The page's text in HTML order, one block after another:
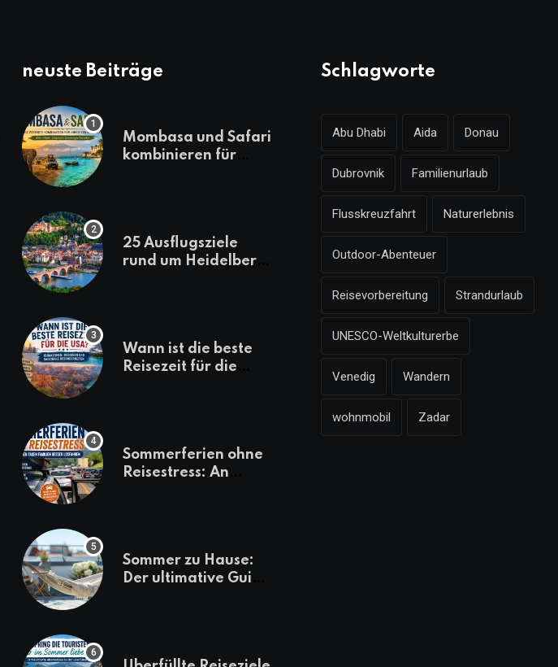
neuste Beiträge
Mombasa und Safari
kombinieren für
25 Ausflugsziele
rund um Heidelberg,
Wann ist die beste
Reisezeit für die
Sommerferien ohne
Reisestress: An
Sommer zu Hause:
Der ultimative Guide
Schlagworte
Abu Dhabi Aida Donau
Dubrovnik Familienurlaub
Flusskreuzfahrt Naturerlebnis
Outdoor-Abenteuer
Reisevorbereitung Strandurlaub
UNESCO-Weltkulturerbe
Venedig Wandern
wohnmobil Zadar